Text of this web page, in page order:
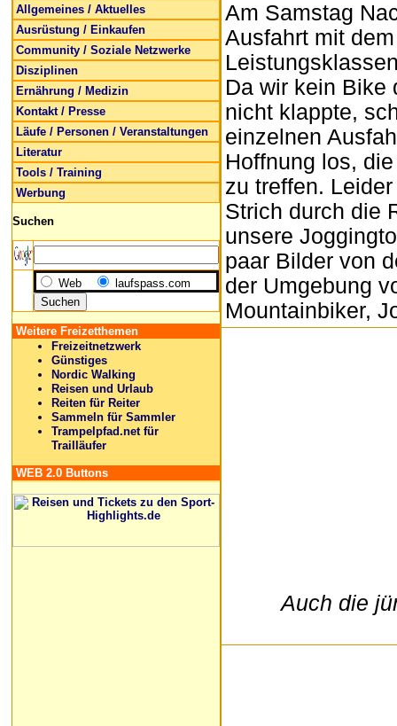
Allgemeines / Aktuelles
Ausrüstung / Einkaufen
Community / Soziale Netzwerke
Disziplinen
Ernährung / Medizin
Kontakt / Presse
Läufe / Personen / Veranstaltungen
Literatur
Tools / Training
Werbung
Suchen
Web laufspass.com
Weitere Freizetthemen
Freizeitnetzwerk
Günstiges
Nordic Walking
Reisen und Urlaub
Reiten für Reiter
Sammeln für Sammler
Trampelpfad.net für
Trailläufer
WEB 2.0 Buttons
Am Samstag
Ausfahrt mit
Da wir kein Bike
nicht klappte,
einzelnen
Hoffnung los,
zu treffen.
Strich durch die
unsere
paar Bilder von
der Umgebung
Mountainbiker,
Auch die